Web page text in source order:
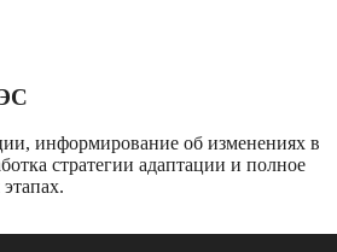
информирование об изменениях в
стратегии адаптации и полное